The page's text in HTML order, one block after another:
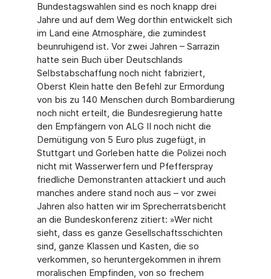
Bundestagswahlen sind es noch knapp drei
Jahre und auf dem Weg dorthin entwickelt sich
im Land eine Atmosphäre, die zumindest
beunruhigend ist. Vor zwei Jahren – Sarrazin
hatte sein Buch über Deutschlands
Selbstabschaffung noch nicht fabriziert,
Oberst Klein hatte den Befehl zur Ermordung
von bis zu 140 Menschen durch Bombardierung
noch nicht erteilt, die Bundesregierung hatte
den Empfängern von ALG II noch nicht die
Demütigung von 5 Euro plus zugefügt, in
Stuttgart und Gorleben hatte die Polizei noch
nicht mit Wasserwerfern und Pfefferspray
friedliche Demonstranten attackiert und auch
manches andere stand noch aus – vor zwei
Jahren also hatten wir im Sprecherratsbericht
an die Bundeskonferenz zitiert: »Wer nicht
sieht, dass es ganze Gesellschaftsschichten
sind, ganze Klassen und Kasten, die so
verkommen, so heruntergekommen in ihrem
moralischen Empfinden, von so frechem